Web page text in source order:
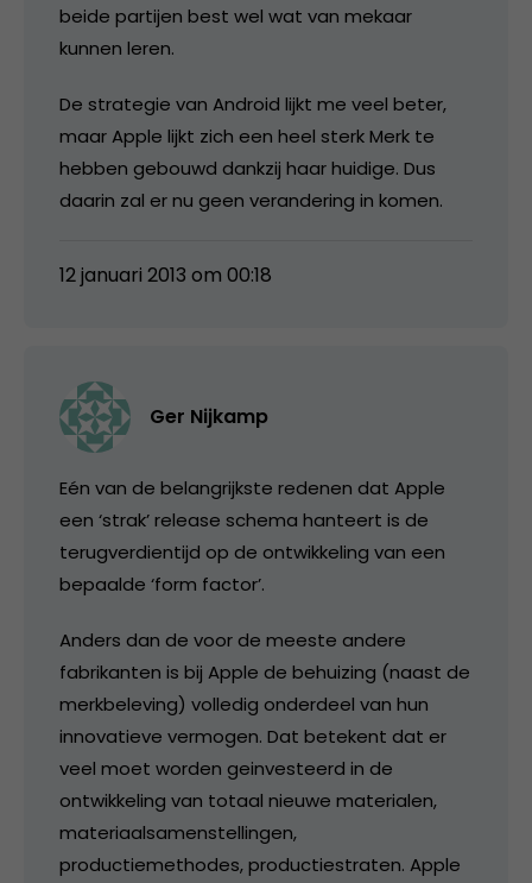
beide partijen best wel wat van mekaar
kunnen leren.
De strategie van Android lijkt me veel beter,
maar Apple lijkt zich een heel sterk Merk te
hebben gebouwd dankzij haar huidige. Dus
daarin zal er nu geen verandering in komen.
12 januari 2013 om 00:18
Ger Nijkamp
Eén van de belangrijkste redenen dat Apple
een ‘strak’ release schema hanteert is de
terugverdientijd op de ontwikkeling van een
bepaalde ‘form factor’.
Anders dan de voor de meeste andere
fabrikanten is bij Apple de behuizing (naast de
merkbeleving) volledig onderdeel van hun
innovatieve vermogen. Dat betekent dat er
veel moet worden geinvesteerd in de
ontwikkeling van totaal nieuwe materialen,
materiaalsamenstellingen,
productiemethodes, productiestraten. Apple